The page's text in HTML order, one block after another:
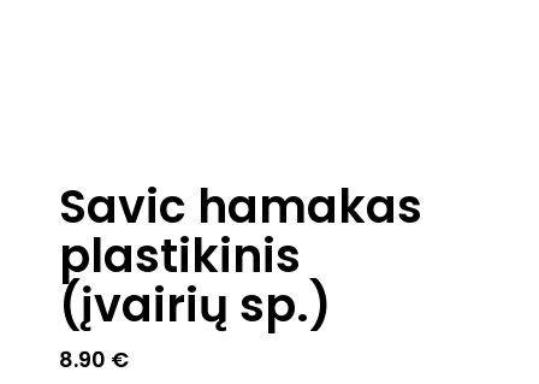
Savic hamakas
plastikinis
(įvairių sp.)
8.90 €